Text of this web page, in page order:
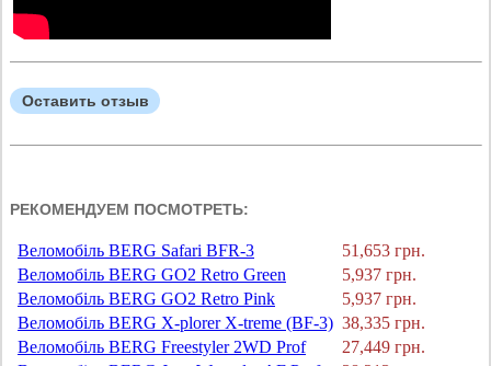
Оставить отзыв
РЕКОМЕНДУЕМ ПОСМОТРЕТЬ:
Веломобіль BERG Safari BFR-3
51,653 грн.
Веломобіль BERG GO2 Retro Green
5,937 грн.
Веломобіль BERG GO2 Retro Pink
5,937 грн.
Веломобіль BERG X-plorer X-treme (BF-3) 38,335 грн.
Веломобіль BERG Freestyler 2WD Prof
27,449 грн.